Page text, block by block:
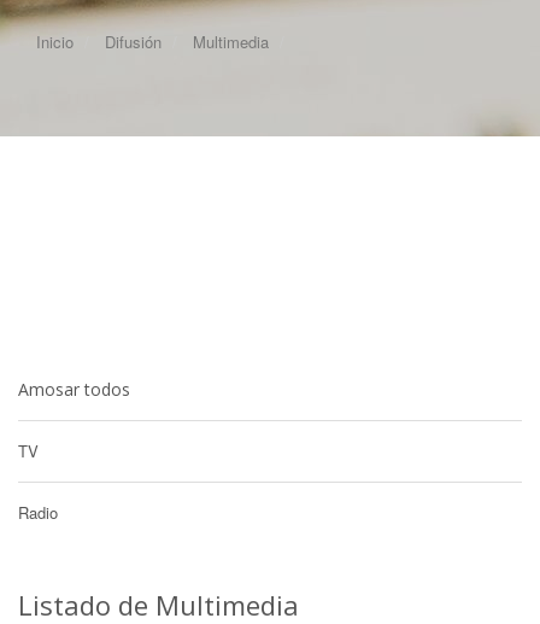
Inicio Difusión Multimedia
Amosar todos
TV
Radio
Listado de Multimedia